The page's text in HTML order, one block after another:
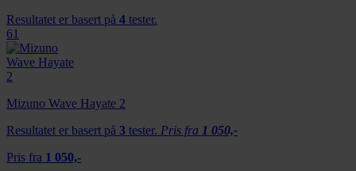
Resultatet er basert på 4 tester.
61
Mizuno Wave Hayate 2
Resultatet er basert på 3 tester. Pris fra 1 050,-
Pris fra 1 050,-